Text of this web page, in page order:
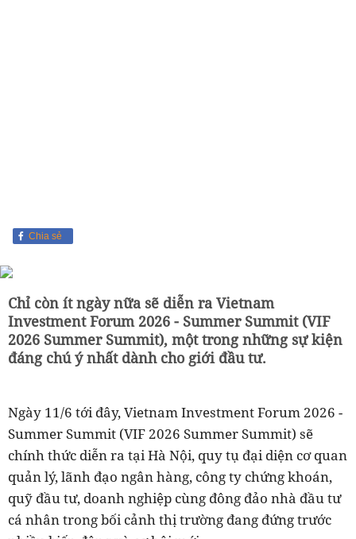
Chia sẻ
Chỉ còn ít ngày nữa sẽ diễn ra Vietnam
Investment Forum 2026 - Summer Summit (VIF
2026 Summer Summit), một trong những sự kiện
đáng chú ý nhất dành cho giới đầu tư.
Ngày 11/6 tới đây, Vietnam Investment Forum 2026 -
Summer Summit (VIF 2026 Summer Summit) sẽ
chính thức diễn ra tại Hà Nội, quy tụ đại diện cơ quan
quản lý, lãnh đạo ngân hàng, công ty chứng khoán,
quỹ đầu tư, doanh nghiệp cùng đông đảo nhà đầu tư
cá nhân trong bối cảnh thị trường đang đứng trước